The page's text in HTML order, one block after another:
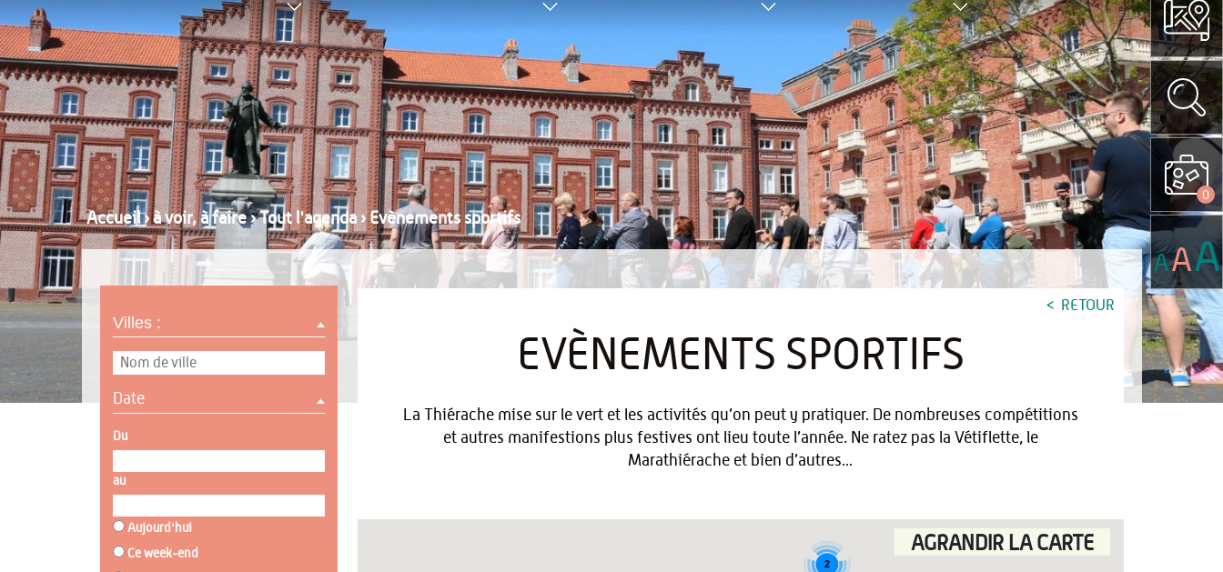
Accueil›à voir, à faire›Tout l'agenda›Evènements sportifs
Villes :
Date
Du
au
Aujourd'hui
Ce week-end
RETOUR
EVÈNEMENTS SPORTIFS
La Thiérache mise sur le vert et les activités qu’on peut y pratiquer. De nombreuses compétitions
et autres manifestions plus festives ont lieu toute l’année. Ne ratez pas la Vétiflette, le
Marathiérache et bien d’autres...
2
AGRANDIR LA CARTE
0
AAA